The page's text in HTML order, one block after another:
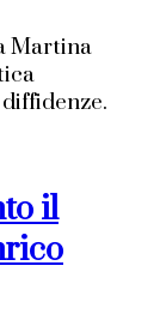
Martina
il